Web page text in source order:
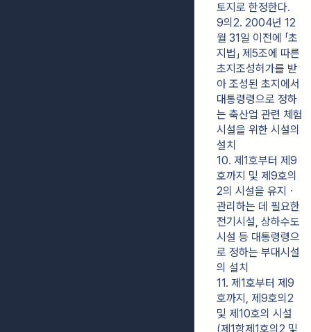
토지로 한정한다.
9의2. 2004년 12
월 31일 이전에 「초
지법」 제5조에 따른
초지조성허가를 받
아 조성된 초지에서
대통령령으로 정하
는 축산업 관련 체험
시설을 위한 시설의
설치
10. 제1호부터 제9
호까지 및 제9호의
2의 시설을 유지ㆍ
관리하는 데 필요한
전기시설, 상하수도
시설 등 대통령령으
로 정하는 부대시설
의 설치
11. 제1호부터 제9
호까지, 제9호의2
및 제10호의 시설
(제1항제1호의2 및